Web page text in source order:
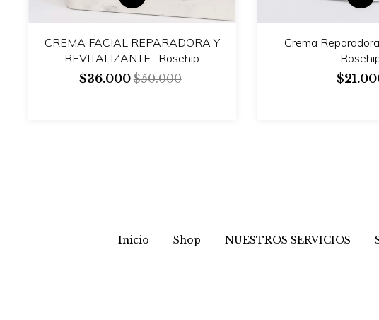
CREMA FACIAL REPARADORA Y
REVITALIZANTE- Rosehip
$36.000$50.000
Crema
Inicio Shop NUESTROS SERVICIOS